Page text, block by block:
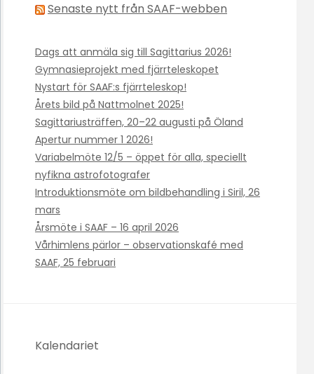
Senaste nytt från SAAF-webben
Dags att anmäla sig till Sagittarius 2026!
Gymnasieprojekt med fjärrteleskopet
Nystart för SAAF:s fjärrteleskop!
Årets bild på Nattmolnet 2025!
Sagittariusträffen, 20–22 augusti på Öland
Apertur nummer 1 2026!
Variabelmöte 12/5 – öppet för alla, speciellt
nyfikna astrofotografer
Introduktionsmöte om bildbehandling i Siril, 26
mars
Årsmöte i SAAF – 16 april 2026
Vårhimlens pärlor – observationskafé med
SAAF, 25 februari
Kalendariet